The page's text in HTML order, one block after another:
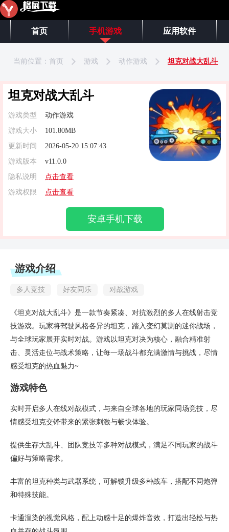
首页 手机游戏 应用软件
当前位置： 首页 游戏 动作游戏 坦克对战大乱斗
坦克对战大乱斗
游戏类型
动作游戏
游戏大小
101.80MB
更新时间
2026-05-20 15:07:43
游戏版本
v11.0.0
隐私说明
点击查看
游戏权限
点击查看
安卓手机下载
游戏介绍
多人竞技 好友同乐 对战游戏
《坦克对战大乱斗》是一款节奏紧凑、对抗激烈的多人在线射击竞
技游戏。玩家将驾驶风格各异的坦克，踏入变幻莫测的迷你战场，
与全球玩家展开实时对战。游戏以坦克对决为核心，融合精准射
击、灵活走位与战术策略，让每一场战斗都充满激情与挑战，尽情
感受坦克的热血魅力~
游戏特色
实时开启多人在线对战模式，与来自全球各地的玩家同场竞技，尽
情感受坦克交锋带来的紧张刺激与畅快体验。
提供生存大乱斗、团队竞技等多种对战模式，满足不同玩家的战斗
偏好与策略需求。
丰富的坦克种类与武器系统，可解锁升级多种战车，搭配不同炮弹
和特殊技能。
卡通渲染的视觉风格，配上动感十足的爆炸音效，打造出轻松与热